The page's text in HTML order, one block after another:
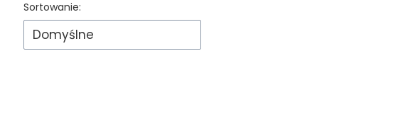
Lista produktów
Sortowanie:
Domyślne